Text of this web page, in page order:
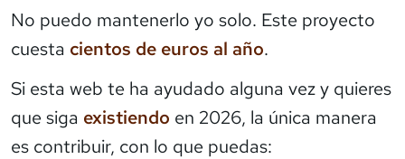
No puedo mantenerlo yo solo. Este proyecto
cuesta cientos de euros al año.
Si esta web te ha ayudado alguna vez y quieres
que siga existiendo en 2026, la única manera
es contribuir, con lo que puedas: